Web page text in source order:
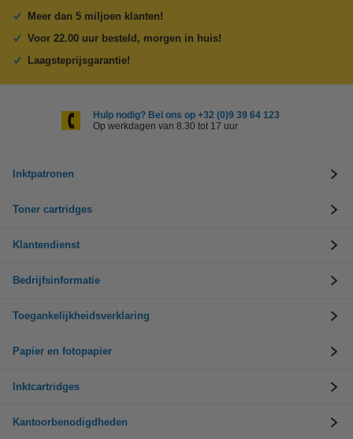
Meer dan 5 miljoen klanten!
Voor 22.00 uur besteld, morgen in huis!
Laagsteprijsgarantie!
Hulp nodig? Bel ons op +32 (0)9 39 64 123
Op werkdagen van 8.30 tot 17 uur
Inktpatronen
Toner cartridges
Klantendienst
Bedrijfsinformatie
Toegankelijkheidsverklaring
Papier en fotopapier
Inktcartridges
Kantoorbenodigdheden